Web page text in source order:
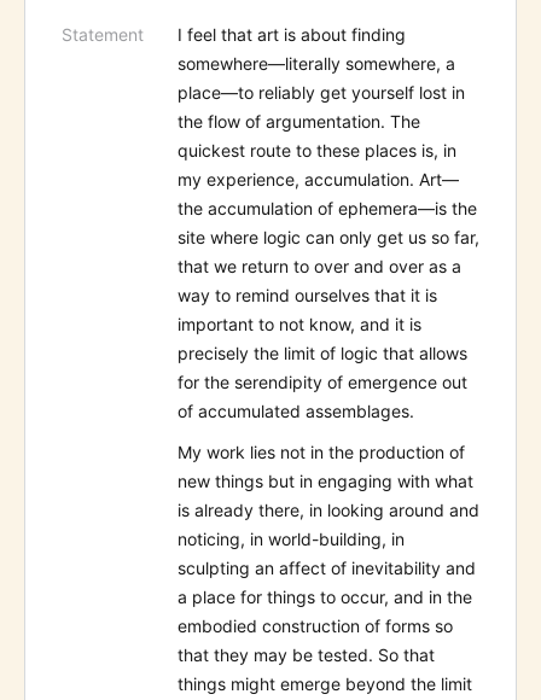
Statement
I feel that art is about finding
somewhere—literally somewhere, a
place—to reliably get yourself lost in
the flow of argumentation. The
quickest route to these places is, in
my experience, accumulation. Art—
the accumulation of ephemera—is the
site where logic can only get us so far,
that we return to over and over as a
way to remind ourselves that it is
important to not know, and it is
precisely the limit of logic that allows
for the serendipity of emergence out
of accumulated assemblages.
My work lies not in the production of
new things but in engaging with what
is already there, in looking around and
noticing, in world-building, in
sculpting an affect of inevitability and
a place for things to occur, and in the
embodied construction of forms so
that they may be tested. So that
things might emerge beyond the limit